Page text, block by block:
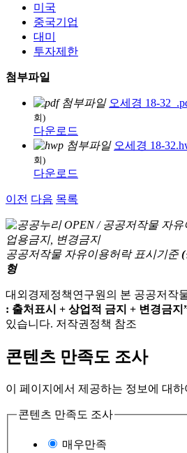
미국
중국기업
대미
투자제한
첨부파일
오세경 18-
회)
다운로드
오세경 18-
회)
다운로드
이전 다음 목록
공공저작물 자유이용허락 표시기준 (
형
대외경제정책연구원의 본 공공저작
: 출처표시 + 상업적 금지 + 변경금지
있습니다. 저작권정책 참조
콘텐츠 만족도 조사
이 페이지에서 제공하는 정보에 대
콘텐츠 만족도 조사
매우만족